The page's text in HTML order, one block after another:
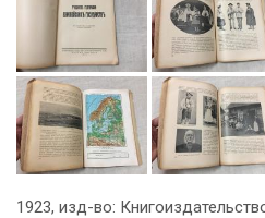
1923, изд-во: